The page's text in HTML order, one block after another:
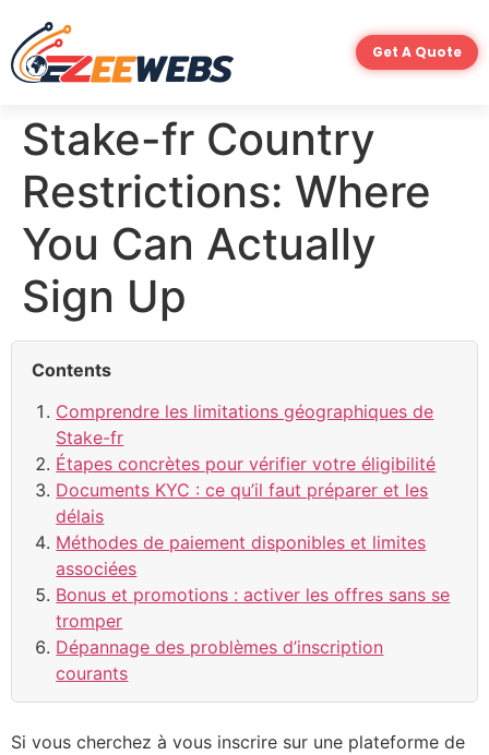
Get A Quote
Stake-fr Country
Restrictions: Where
You Can Actually
Sign Up
Contents
Comprendre les limitations géographiques de
Stake-fr
Étapes concrètes pour vérifier votre éligibilité
Documents KYC : ce qu’il faut préparer et les
délais
Méthodes de paiement disponibles et limites
associées
Bonus et promotions : activer les offres sans se
tromper
Dépannage des problèmes d’inscription
courants
Si vous cherchez à vous inscrire sur une plateforme de